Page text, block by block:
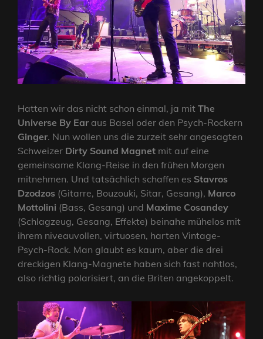
Hatten wir das nicht schon einmal, ja mit The
Universe By Earaus Basel oder den Psych-Rockern
Ginger. Nun wollen uns die zurzeit sehr angesagten
Schweizer Dirty Sound Magnet mit auf eine
gemeinsame Klang-Reise in den frühen Morgen
mitnehmen. Und tatsächlich schaffen es Stavros
Dzodzos (Gitarre, Bouzouki, Sitar, Gesang), Marco
Mottolini (Bass, Gesang) und Maxime Cosandey
(Schlagzeug, Gesang, Effekte) beinahe mühelos mit
ihrem niveauvollen, virtuosen, harten Vintage-
Psych-Rock. Man glaubt es kaum, aber die drei
dreckigen Klang-Magnete haben sich fast nahtlos,
also richtig polarisiert, an die Briten angekoppelt.